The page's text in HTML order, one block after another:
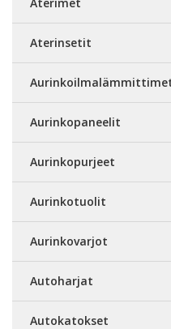
Aterinsetit
Aurinkopaneelit
Aurinkopurjeet
Aurinkotuolit
Aurinkovarjot
Autoharjat
Autokatokset